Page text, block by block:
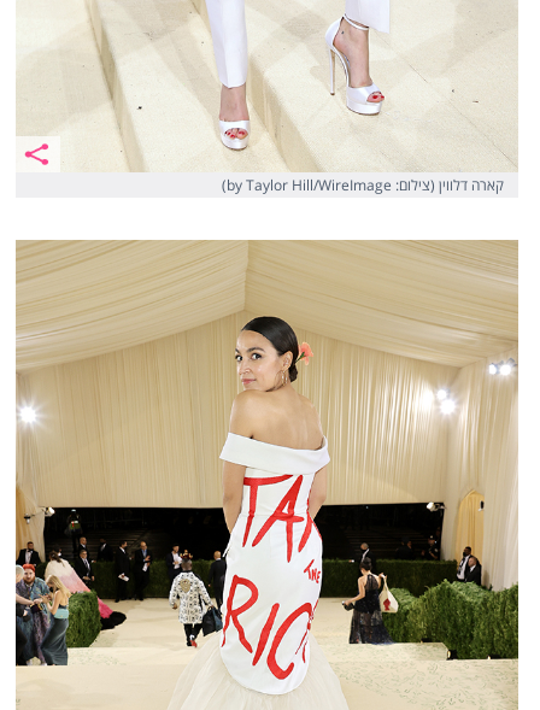
קארה דלווין (צילום: by Taylor Hill/WireImage)